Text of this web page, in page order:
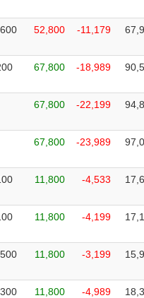
52,800 -11,179
67,800 -18,989
67,800 -22,199
67,800 -23,989
11,800 -4,533
11,800 -4,199
11,800 -3,199
11,800 -4,989